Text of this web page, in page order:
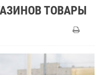
ТОВАРЫ